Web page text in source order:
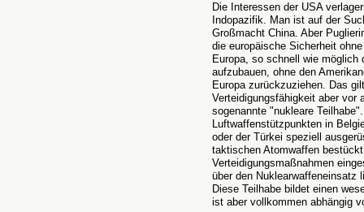
Die Interessen der USA
Indopazifik. Man ist auf der
Großmacht China. Aber
die europäische Sicherheit
Europa, so schnell wie
aufzubauen, ohne den
Europa zurückzuziehen. Das
Verteidigungsfähigkeit aber vor
sogenannte "nukleare
Luftwaffenstützpunkten in
oder der Türkei speziell
taktischen Atomwaffen
Verteidigungsmaßnahmen
über den Nuklearwaffeneinsatz
Diese Teilhabe bildet einen
ist aber vollkommen abhängig